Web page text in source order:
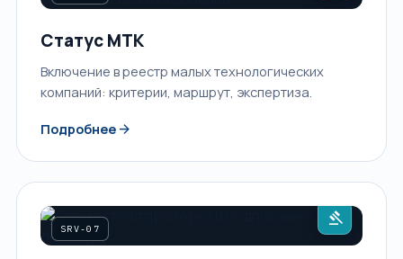
Статус МТК
Включение в реестр малых технологических
компаний: критерии, маршрут, экспертиза.
Подробнее arrow_forward
SRV-07 gavel